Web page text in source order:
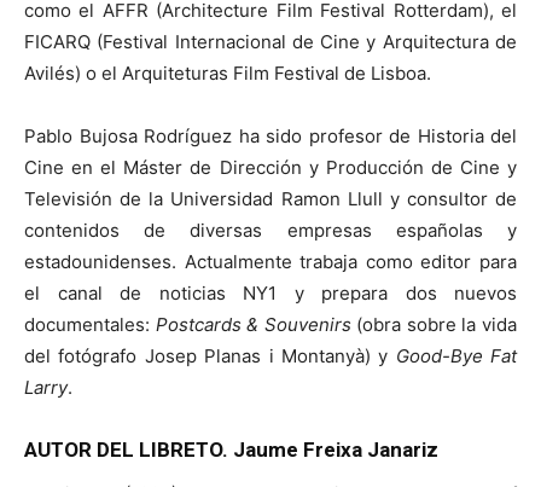
como el AFFR (Architecture Film Festival Rotterdam), el
FICARQ (Festival Internacional de Cine y Arquitectura de
Avilés) o el Arquiteturas Film Festival de Lisboa.
Pablo Bujosa Rodríguez ha sido profesor de Historia del
Cine en el Máster de Dirección y Producción de Cine y
Televisión de la Universidad Ramon Llull y consultor de
contenidos de diversas empresas españolas y
estadounidenses. Actualmente trabaja como editor para
el canal de noticias NY1 y prepara dos nuevos
documentales: Postcards & Souvenirs (obra sobre la vida
del fotógrafo Josep Planas i Montanyà) y Good-Bye Fat
Larry.
AUTOR DEL LIBRETO. Jaume Freixa Janariz